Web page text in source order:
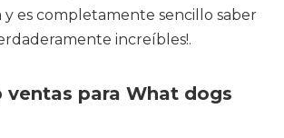
es completamente sencillo saber
increíbles!.
para What dogs